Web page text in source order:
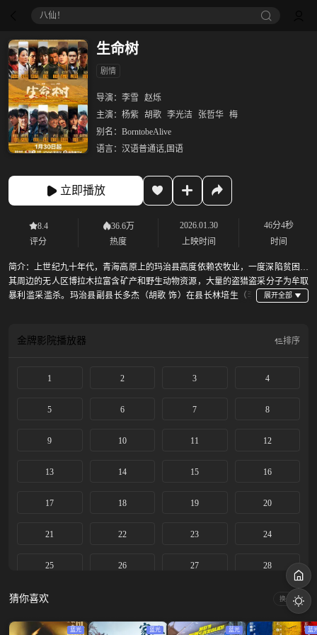
八仙！
生命树
剧情
导演： 李雪
赵烁
主演： 杨紫 胡歌 李光洁 张哲华 梅
别名： BorntobeAlive
语言： 汉语普通话,国语
立即播放
8.4
评分
36.6万
热度
2026.01.30
上映时间
46分4秒
时间
简介：上世纪九十年代，青海高原上的玛治县高度依赖农牧业，一度深陷贫困，
其周边的无人区博拉木拉富含矿产和野生动物资源，大量的盗猎盗采分子为牟取
暴利滥采滥杀。玛治县副县长多杰（胡歌 饰）在县长林培生（李
饰）成了多杰命定的变数，她是援藏医生张勤勤（梅婷 饰）收养的遗孤，是白家
功成前夕经历了领袖多杰的失踪和巡山队的解散。十多年过去，博拉木拉重获宁
足家人重聚首，在新时代的环保路上一并追查着多杰失踪的真相，最终还英雄以
金牌影院播放器 排序
1 2 3 4
5 6 7 8
9 10 11 12
13 14 15 16
17 18 19 20
21 22 23 24
25 26 27 28
29
33 35
猜你喜欢 换一换
蓝光 蓝光 蓝光 蓝